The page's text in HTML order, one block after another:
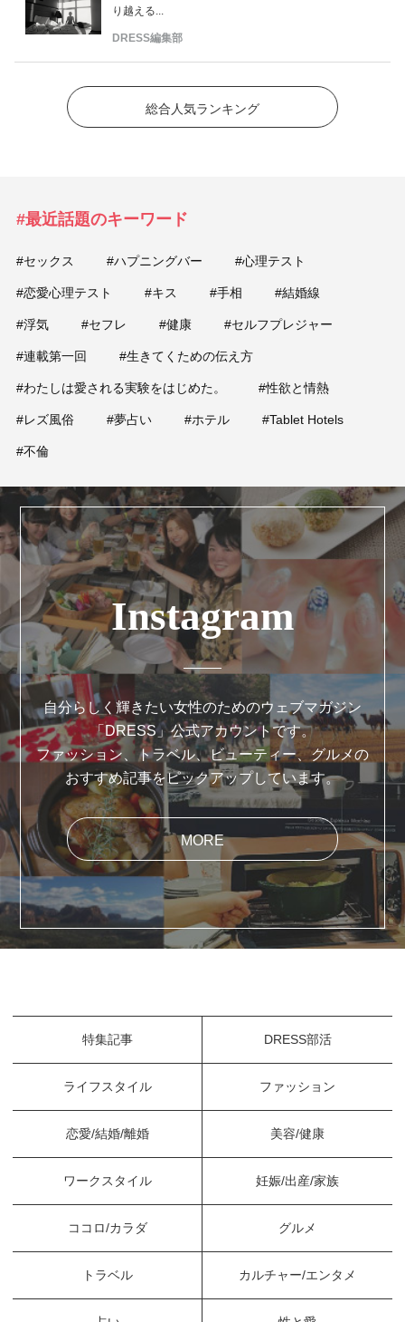
り越える...
DRESS編集部
総合人気ランキング
#最近話題のキーワード
#セックス #ハプニングバー #心理テスト
#恋愛心理テスト #キス #手相 #結婚線
#浮気 #セフレ #健康 #セルフプレジャー
#連載第一回 #生きてくための伝え方
#わたしは愛される実験をはじめた。 #性欲と情熱
#レズ風俗 #夢占い #ホテル #Tablet Hotels
#不倫
Instagram
自分らしく輝きたい女性のためのウェブマガジン
「DRESS」公式アカウントです。
ファッション、トラベル、ビューティー、グルメの
おすすめ記事をピックアップしています。
MORE
特集記事 DRESS部活
ライフスタイル ファッション
恋愛/結婚/離婚 美容/健康
ワークスタイル 妊娠/出産/家族
ココロ/カラダ グルメ
トラベル カルチャー/エンタメ